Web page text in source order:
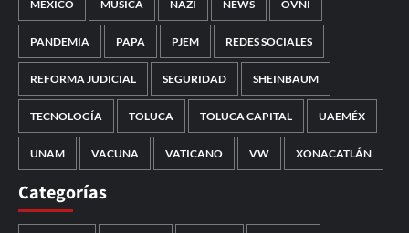
MÉXICO MÚSICA NAZI NEWS OVNI
PANDEMIA PAPA PJEM REDES SOCIALES
REFORMA JUDICIAL SEGURIDAD SHEINBAUM
TECNOLOGÍA TOLUCA TOLUCA CAPITAL UAEMÉX
UNAM VACUNA VATICANO VW XONACATLÁN
Categorías